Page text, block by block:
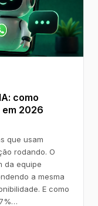
como
2026
que usam
rodando. O
da equipe
a mesma
E como